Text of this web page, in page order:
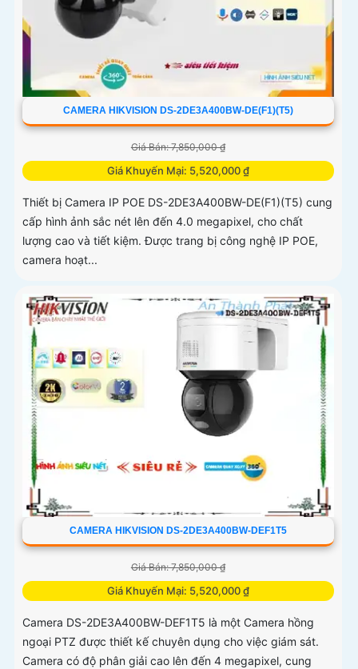
CAMERA HIKVISION DS-2DE3A400BW-DE(F1)(T5)
Giá Bán: 7,850,000 ₫
Giá Khuyến Mại: 5,520,000 ₫
Thiết bị Camera IP POE DS-2DE3A400BW-DE(F1)(T5) cung
cấp hình ảnh sắc nét lên đến 4.0 megapixel, cho chất
lượng cao và tiết kiệm. Được trang bị công nghệ IP POE,
camera hoạt...
CAMERA HIKVISION DS-2DE3A400BW-DEF1T5
Giá Bán: 7,850,000 ₫
Giá Khuyến Mại: 5,520,000 ₫
Camera DS-2DE3A400BW-DEF1T5 là một Camera hồng
ngoại PTZ được thiết kế chuyên dụng cho việc giám sát.
Camera có độ phân giải cao lên đến 4 megapixel, cung